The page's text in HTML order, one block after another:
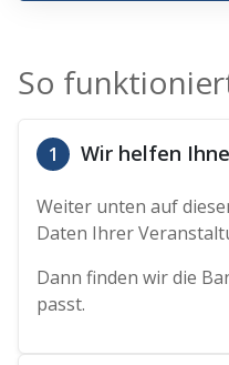
So
1 Wir helfen
Weiter unten auf
Daten Ihrer
Dann finden wir die
passt.